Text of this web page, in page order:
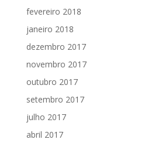
fevereiro 2018
janeiro 2018
dezembro 2017
novembro 2017
outubro 2017
setembro 2017
julho 2017
abril 2017